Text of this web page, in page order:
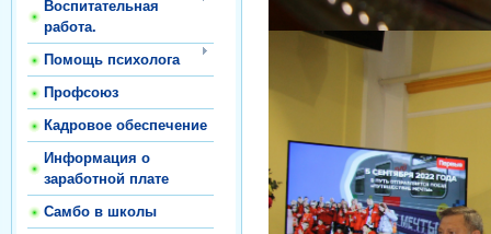
Воспитательная
работа.
Помощь психолога
Профсоюз
Кадровое обеспечение
Информация о
заработной плате
Самбо в школы